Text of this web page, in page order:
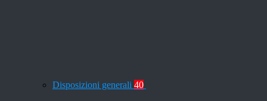
Disposizioni generali 40